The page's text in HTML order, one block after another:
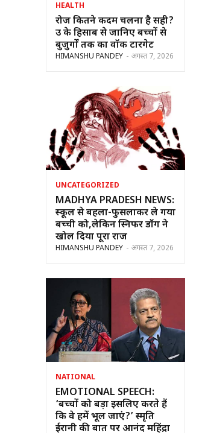
HEALTH
रोज कितने कदम चलना है सही?
उम्र के हिसाब से जानिए बच्चों से
बुजुर्गों तक का वॉक टारगेट
HIMANSHU PANDEY - अगस्त 7, 2026
UNCATEGORIZED
MADHYA PRADESH NEWS:
स्कूल से बहला-फुसलाकर ले गया
बच्ची को,लेकिन स्निफर डॉग ने
खोल दिया पूरा राज
HIMANSHU PANDEY - अगस्त 7, 2026
NATIONAL
EMOTIONAL SPEECH:
‘बच्चों को बड़ा इसलिए करते हैं
कि वे हमें भूल जाएं?’ स्मृति
ईरानी की बात पर आनंद महिंद्रा